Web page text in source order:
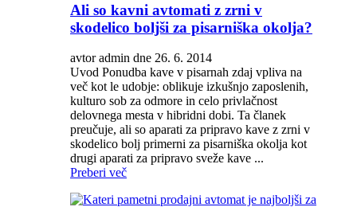
Ali so kavni avtomati z zrni v
skodelico boljši za pisarniška okolja?
avtor admin dne 26. 6. 2014
Uvod Ponudba kave v pisarnah zdaj vpliva na
več kot le udobje: oblikuje izkušnjo zaposlenih,
kulturo sob za odmore in celo privlačnost
delovnega mesta v hibridni dobi. Ta članek
preučuje, ali so aparati za pripravo kave z zrni v
skodelico bolj primerni za pisarniška okolja kot
drugi aparati za pripravo sveže kave ...
Preberi več